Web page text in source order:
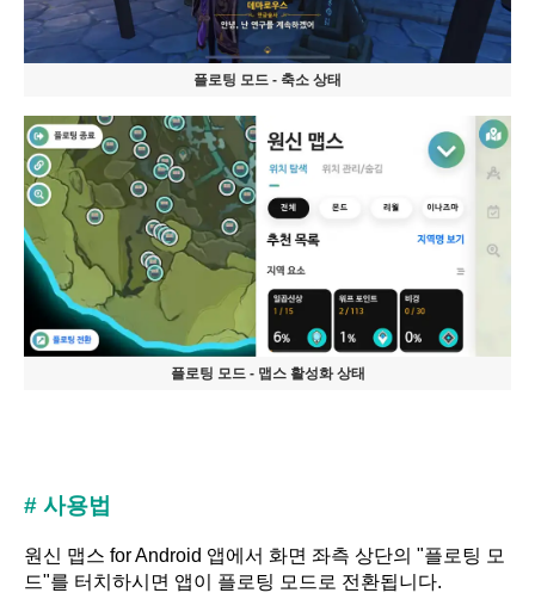
플로팅 모드 - 축소 상태
플로팅 모드 - 맵스 활성화 상태
# 사용법
원신 맵스 for Android 앱에서 화면 좌측 상단의 "플로팅 모
드"를 터치하시면 앱이 플로팅 모드로 전환됩니다.